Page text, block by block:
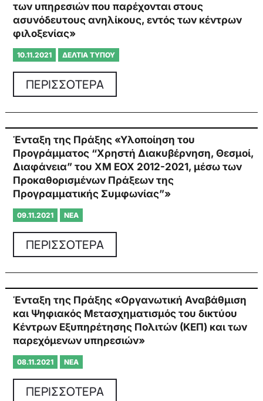
των υπηρεσιών που παρέχονται στους
ασυνόδευτους ανηλίκους, εντός των κέντρων
φιλοξενίας»
10.11.2021 ΔΕΛΤΊΑ ΤΎΠΟΥ
ΠΕΡΙΣΣΟΤΕΡΑ
Ένταξη της Πράξης «Υλοποίηση του
Προγράμματος “Χρηστή Διακυβέρνηση, Θεσμοί,
Διαφάνεια” του ΧΜ ΕΟΧ 2012-2021, μέσω των
Προκαθορισμένων Πράξεων της
Προγραμματικής Συμφωνίας”»
09.11.2021 ΝΈΑ
ΠΕΡΙΣΣΟΤΕΡΑ
Ένταξη της Πράξης «Οργανωτική Αναβάθμιση
και Ψηφιακός Μετασχηματισμός του δικτύου
Κέντρων Εξυπηρέτησης Πολιτών (ΚΕΠ) και των
παρεχόμενων υπηρεσιών»
08.11.2021 ΝΈΑ
ΠΕΡΙΣΣΟΤΕΡΑ